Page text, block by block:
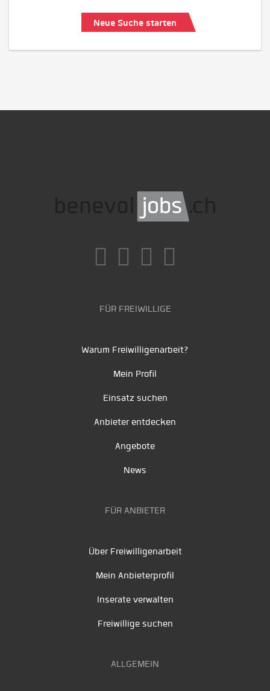
Neue Suche starten
FÜR FREIWILLIGE
Warum Freiwilligenarbeit?
Mein Profil
Einsatz suchen
Anbieter entdecken
Angebote
News
FÜR ANBIETER
Über Freiwilligenarbeit
Mein Anbieterprofil
Inserate verwalten
Freiwillige suchen
ALLGEMEIN